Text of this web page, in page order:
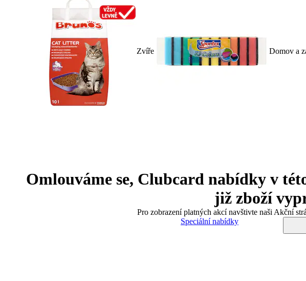
Zvíře Domov a
Omlouváme se, Clubcard nabídky v
již zboží
Pro zobrazení platných akcí navštivte naši Akční
Speciální nabídky